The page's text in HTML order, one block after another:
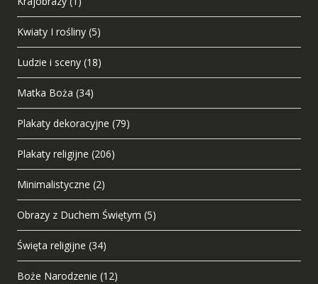
Kwiaty I rośliny (5)
Ludzie i sceny (18)
Matka Boża (34)
Plakaty dekoracyjne (79)
Plakaty religijne (206)
Minimalistyczne (2)
Obrazy z Duchem Świętym (5)
Święta religijne (34)
Boże Narodzenie (12)